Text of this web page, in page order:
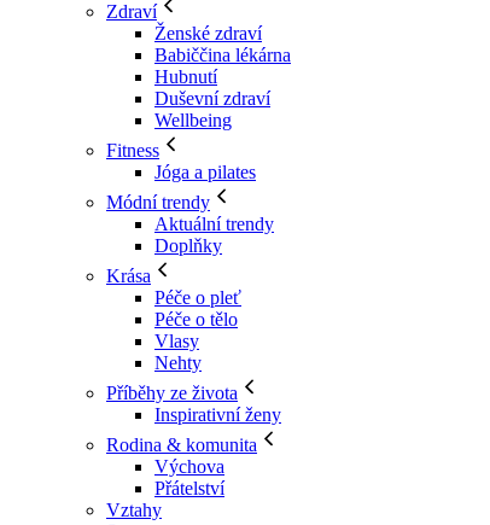
Zdraví
Ženské zdraví
Babiččina lékárna
Hubnutí
Duševní zdraví
Wellbeing
Fitness
Jóga a pilates
Módní trendy
Aktuální trendy
Doplňky
Krása
Péče o pleť
Péče o tělo
Vlasy
Nehty
Příběhy ze života
Inspirativní ženy
Rodina & komunita
Výchova
Přátelství
Vztahy